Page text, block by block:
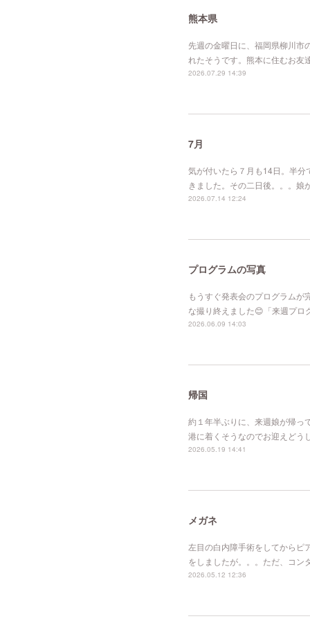
熊本県
先週の金曜日に、福岡県柳川市
れたそうです。熊本に住むお
2026.07.29 14:39
7月
気が付いたら７月も14日。半
きました。その二日後。。。
2026.07.14 12:24
プログラムの写真
もうすぐ発表会のプログラムが
な撮り終えました😊「来週プ
2026.06.09 14:03
帰国
約１年半ぶりに、来週娘が帰っ
港に着くそうなのでお迎えど
2026.05.19 14:41
メガネ
左目の白内障手術をしてからピ
をしましたが。。。ただ、コ
2026.05.12 12:36